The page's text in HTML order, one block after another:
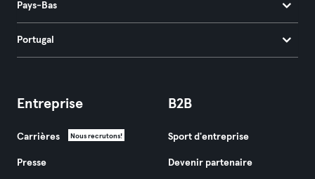
Pays-Bas
Portugal
Entreprise
Carrières Nous recrutons!
Presse
B2B
Sport d'entreprise
Devenir partenaire